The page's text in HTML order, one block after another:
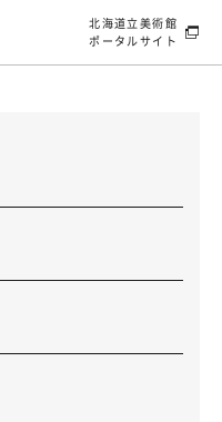
北海道立美術館
ポータルサイト